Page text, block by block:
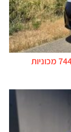
ב.מ.וו מרחיבה את ריקול המתנעים: כ-744,000 מכוניות